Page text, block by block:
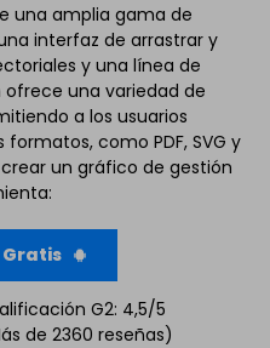
una amplia gama de
interfaz de arrastrar y
y una línea de
una variedad de
a los usuarios
como PDF, SVG y
crear un gráfico de gestión
G2: 4,5/5
de 2360 reseñas)